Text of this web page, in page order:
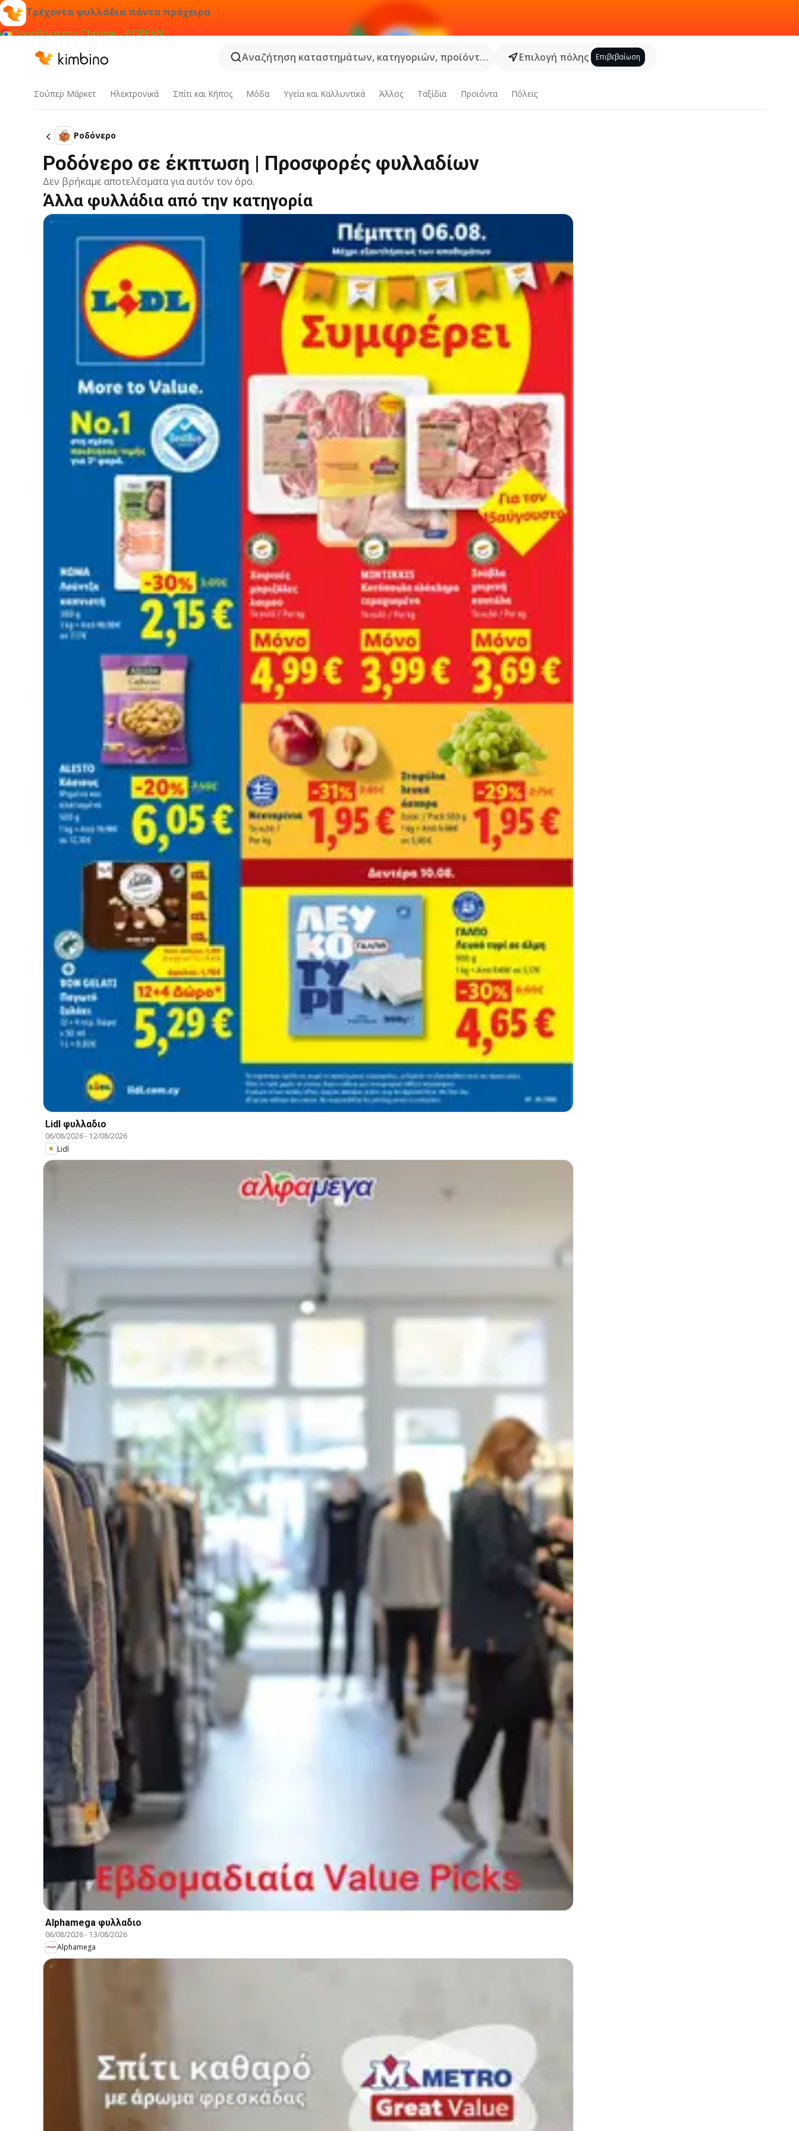
Τρέχοντα φυλλάδια πάντα πρόχειρα
Προσθήκη στο Chrome - ΔΩΡΕΑΝ
Αναζήτηση καταστημάτων, κατηγοριών, προϊόντων...
Επιλογή πόλης Επιβεβαίωση
Σούπερ Μάρκετ Hλεκτρονικά Σπίτι και Κήπος Μόδα Υγεία και Καλλυντικά Άλλος Ταξίδια Προϊόντα Πόλεις
Ροδόνερο
Ροδόνερο σε έκπτωση | Προσφορές φυλλαδίων
Δεν βρήκαμε αποτελέσματα για αυτόν τον όρο.
Άλλα φυλλάδια από την κατηγορία
Lidl φυλλαδιο
06/08/2026- 12/08/2026
Lidl
Alphamega φυλλαδιο
06/08/2026- 13/08/2026
Alphamega